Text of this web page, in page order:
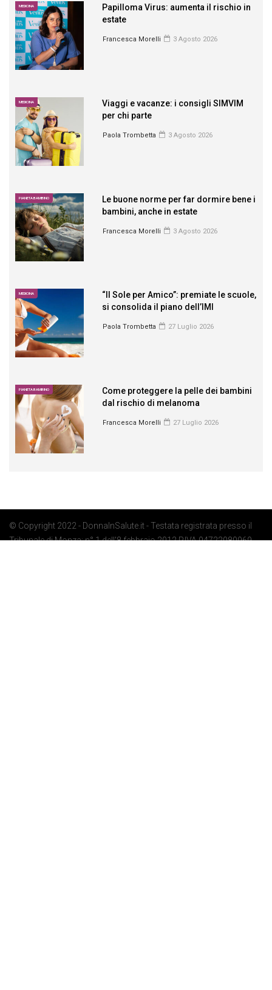
MEDICINA
Papilloma Virus: aumenta il rischio in
estate
Francesca Morelli 3 Agosto 2026
MEDICINA
Viaggi e vacanze: i consigli SIMVIM
per chi parte
Paola Trombetta 3 Agosto 2026
PIANETA BAMBINO
Le buone norme per far dormire bene i
bambini, anche in estate
Francesca Morelli 3 Agosto 2026
MEDICINA
“Il Sole per Amico”: premiate le scuole,
si consolida il piano dell’IMI
Paola Trombetta 27 Luglio 2026
PIANETA BAMBINO
Come proteggere la pelle dei bambini
dal rischio di melanoma
Francesca Morelli 27 Luglio 2026
© Copyright 2022 - DonnaInSalute.it - Testata registrata presso il
Tribunale di Monza: n° 1 dell'8 febbraio 2012 P.IVA 04722080969 -